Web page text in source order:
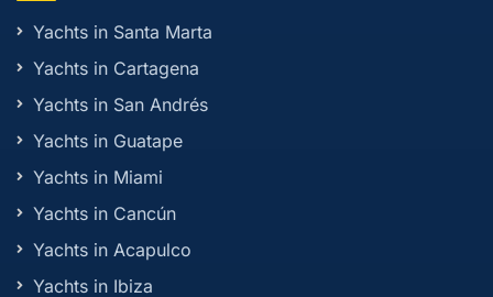
Yachts in Santa Marta
Yachts in Cartagena
Yachts in San Andrés
Yachts in Guatape
Yachts in Miami
Yachts in Cancún
Yachts in Acapulco
Yachts in Ibiza